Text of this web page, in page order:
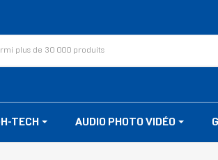
TECH AUDIO PHOTO VIDÉO